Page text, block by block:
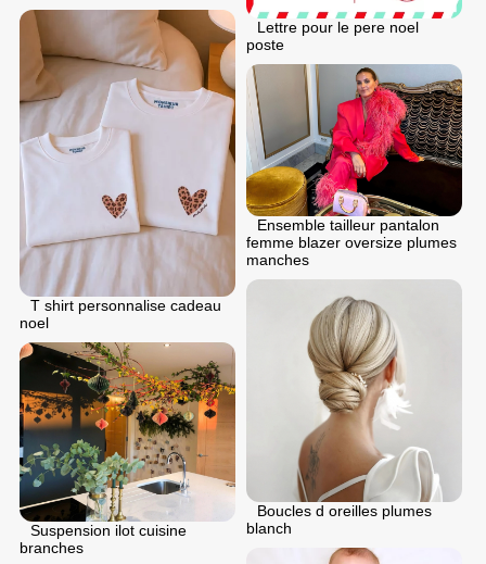
Lettre pour le pere noel
poste
T shirt personnalise cadeau
noel
Ensemble tailleur pantalon
femme blazer oversize plumes
manches
Boucles d oreilles plumes
blanch
Suspension ilot cuisine
branches